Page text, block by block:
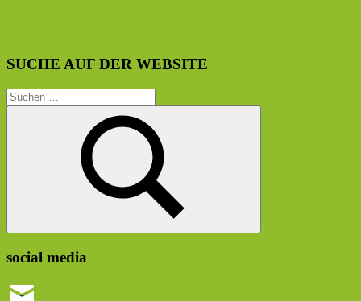
SUCHE AUF DER WEBSITE
Suchen
nach:
Suchen
social media